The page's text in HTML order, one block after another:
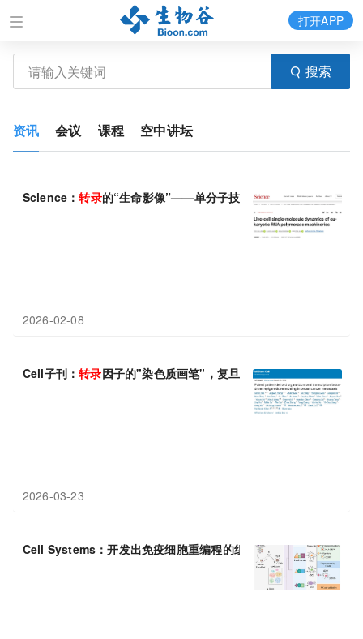
搜索
打开APP
资讯 会议 课程 空中讲坛
Science：转录的“生命影像”——单分子技术揭示真核转录机器的
2026-02-08
Cell子刊：转录因子的"染色质画笔"，复旦大学陈飞等利用转录
2026-03-23
Cell Systems：开发出免疫细胞重编程的组合转录 因子筛选平台